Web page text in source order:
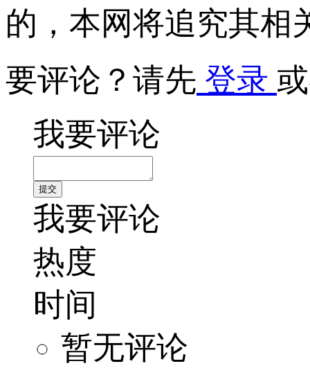
的，本网将追究其相
要评论？请先 登录
我要评论
我要评论
热度
时间
暂无评论